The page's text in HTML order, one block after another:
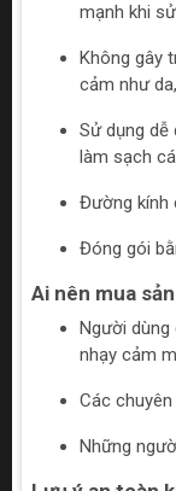
mạnh khi
Không gây
cảm như
Sử dụng dễ
làm sạch
Đường kính
Đóng gói
Ai nên mua
Người
nhạy cảm
Các
Những